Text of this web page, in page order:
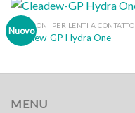
Nuovo
SOLUZIONI PER LENTI A CONTATTO
Cleadew-GP Hydra One
MENU